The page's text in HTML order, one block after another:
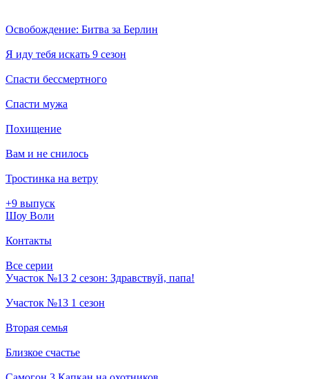
Освобождение: Битва за Берлин
Я иду тебя искать 9 сезон
Спасти бессмертного
Спасти мужа
Похищение
Вам и не снилось
Тростинка на ветру
+9 выпуск
Шоу Воли
Контакты
Все серии
Участок №13 2 сезон: Здравствуй, папа!
Участок №13 1 сезон
Вторая семья
Близкое счастье